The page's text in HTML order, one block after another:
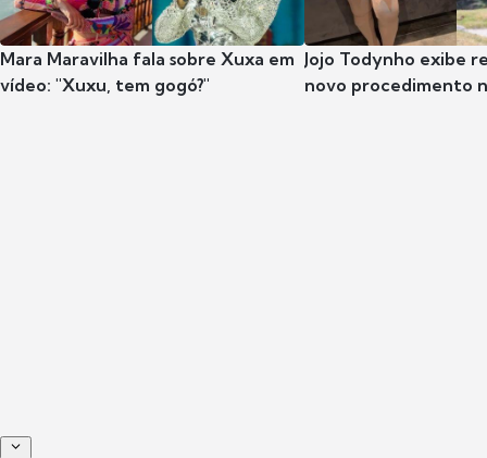
Mara Maravilha fala sobre Xuxa em
vídeo: "Xuxu, tem gogó?"
Jojo Todynho exibe
novo procedimento